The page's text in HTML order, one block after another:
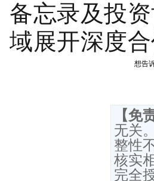
备忘录及投
域展开深度
想告
【免
无关
整性
核实
完全